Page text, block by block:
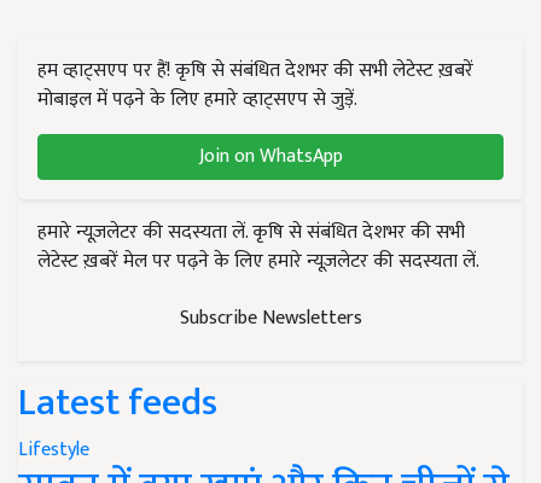
हम व्हाट्सएप पर हैं! कृषि से संबंधित देशभर की सभी लेटेस्ट ख़बरें
मोबाइल में पढ़ने के लिए हमारे व्हाट्सएप से जुड़ें.
Join on WhatsApp
हमारे न्यूज़लेटर की सदस्यता लें. कृषि से संबंधित देशभर की सभी
लेटेस्ट ख़बरें मेल पर पढ़ने के लिए हमारे न्यूज़लेटर की सदस्यता लें.
Subscribe Newsletters
Latest feeds
Lifestyle